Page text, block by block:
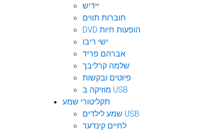
יידיש
חוברות תווים
DVD הופעות חיות
ישי ריבו
אברהם פריד
שלמה קרליבך
פיוטים ובקשות
מוזיקה ב USB
תקליטורי שמע
שמע לילדים USB
לחיים קינדער